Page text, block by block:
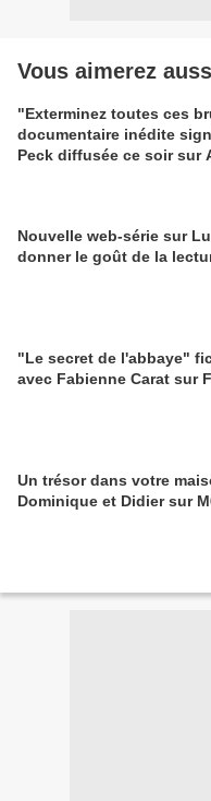
Vous aimerez
"Exterminez toutes ces
documentaire inédite
Peck diffusée ce soir sur
Nouvelle web-série sur
donner le goût de la
"Le secret de l'abbaye"
avec Fabienne Carat sur
Un trésor dans votre
Dominique et Didier sur